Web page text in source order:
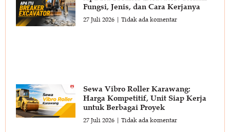
Fungsi, Jenis, dan Cara Kerjanya
27 Juli 2026 Tidak ada komentar
Sewa Vibro Roller Karawang:
Harga Kompetitif, Unit Siap Kerja
untuk Berbagai Proyek
27 Juli 2026 Tidak ada komentar